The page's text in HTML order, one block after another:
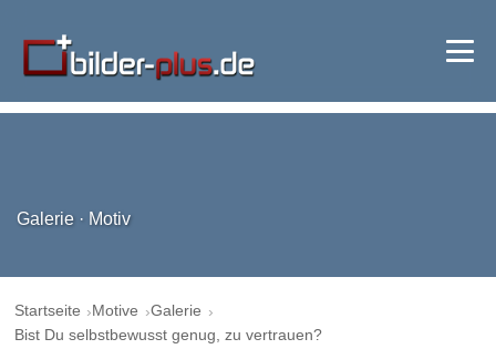
Galerie · Motiv
Startseite Motive
Galerie
Bist Du selbstbewusst genug, zu vertrauen?